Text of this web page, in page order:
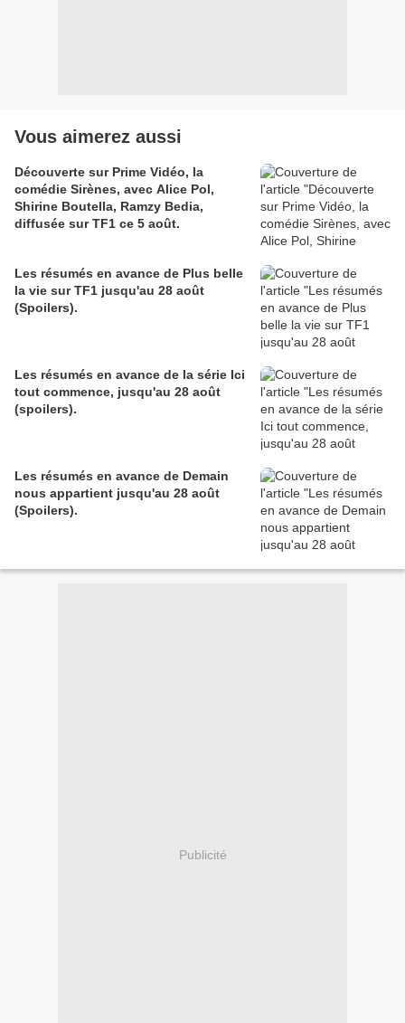
Vous aimerez aussi
Découverte sur Prime Vidéo, la
comédie Sirènes, avec Alice Pol,
Shirine Boutella, Ramzy Bedia,
diffusée sur TF1 ce 5 août.
Les résumés en avance de Plus belle
la vie sur TF1 jusqu'au 28 août
(Spoilers).
Les résumés en avance de la série Ici
tout commence, jusqu'au 28 août
(spoilers).
Les résumés en avance de Demain
nous appartient jusqu'au 28 août
(Spoilers).
Publicité